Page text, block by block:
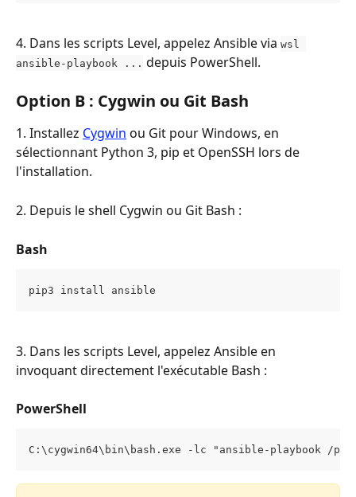
4. Dans les scripts Level, appelez Ansible via wsl
ansible-playbook ... depuis PowerShell.
Option B : Cygwin ou Git Bash
1. Installez Cygwin ou Git pour Windows, en
sélectionnant Python 3, pip et OpenSSH lors de
l'installation.
2. Depuis le shell Cygwin ou Git Bash :
Bash
pip3 install ansible
3. Dans les scripts Level, appelez Ansible en
invoquant directement l'exécutable Bash :
PowerShell
C:\cygwin64\bin\bash.exe -lc "ansible-playbook /